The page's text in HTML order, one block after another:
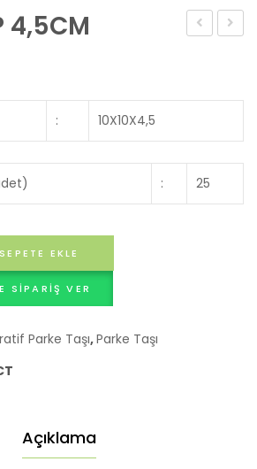
CM
4,5CM
: 10X10X4,5
: 25
SEPETE EKLE
SIPARIŞ VER
Parke Taşı,Parke Taşı
Açıklama